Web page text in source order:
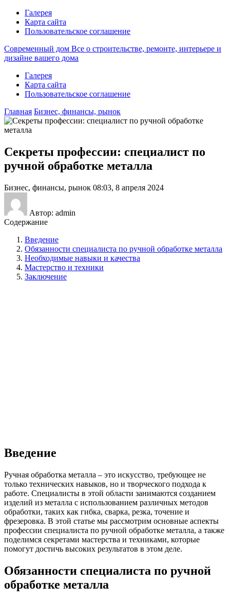
Галерея
Карта сайта
Пользовательское соглашение
Современный дом Все о строительстве, ремонте, интерьере и
дизайне вашего дома
Галерея
Карта сайта
Пользовательское соглашение
Главная Бизнес, финансы, рынок
Секреты профессии: специалист по
ручной обработке металла
Бизнес, финансы, рынок 08:03, 8 апреля 2024
Автор: admin
Содержание
Введение
Обязанности специалиста по ручной обработке металла
Необходимые навыки и качества
Мастерство и техники
Заключение
Введение
Ручная обработка металла – это искусство, требующее не
только технических навыков, но и творческого подхода к
работе. Специалисты в этой области занимаются созданием
изделий из металла с использованием различных методов
обработки, таких как гибка, сварка, резка, точение и
фрезеровка. В этой статье мы рассмотрим основные аспекты
профессии специалиста по ручной обработке металла, а также
поделимся секретами мастерства и техниками, которые
помогут достичь высоких результатов в этом деле.
Обязанности специалиста по ручной
обработке металла